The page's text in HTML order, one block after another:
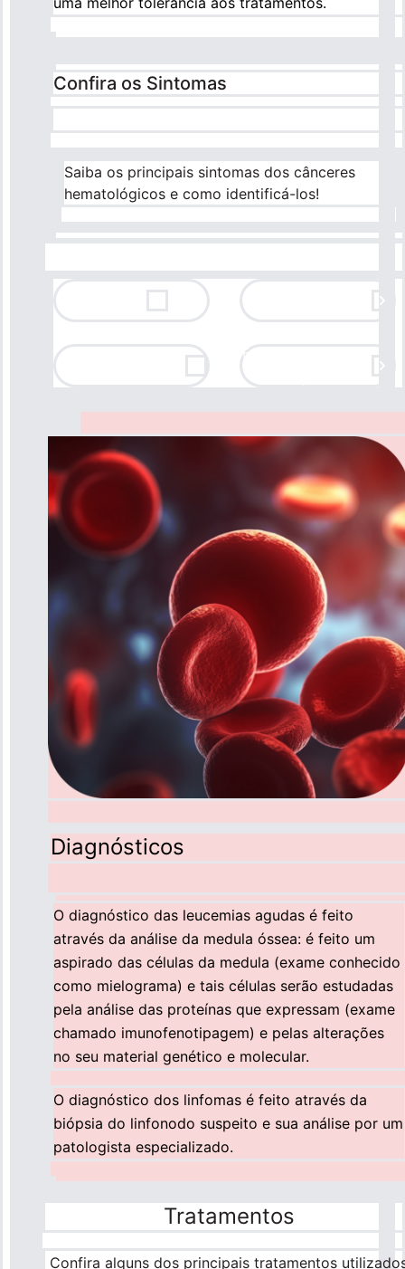
Confira os Sintomas
Saiba os principais sintomas dos cânceres
hematológicos e como identificá-los!
Febre, suor excessivo
Diagnósticos
O diagnóstico das leucemias agudas é feito
através da análise da medula óssea: é feito um
aspirado das células da medula (exame conhecido
como mielograma) e tais células serão estudadas
pela análise das proteínas que expressam (exame
chamado imunofenotipagem) e pelas alterações
no seu material genético e molecular.
O diagnóstico dos linfomas é feito através da
biópsia do linfonodo suspeito e sua análise por um
patologista especializado.
Tratamentos
Confira alguns dos principais tratamentos